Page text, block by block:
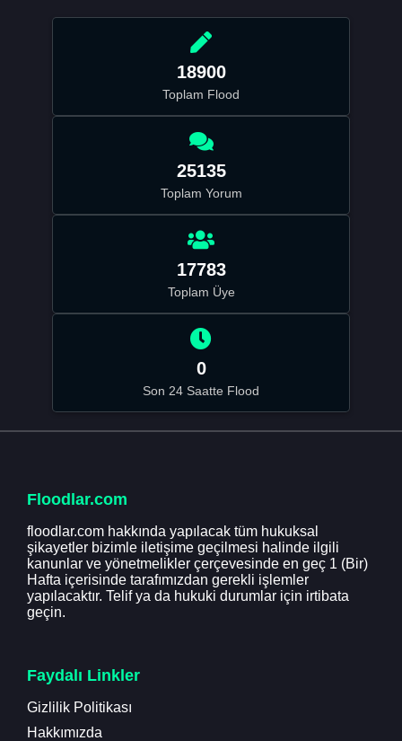
18900
Toplam Flood
25135
Toplam Yorum
17783
Toplam Üye
0
Son 24 Saatte Flood
Floodlar.com
floodlar.com hakkında yapılacak tüm hukuksal
şikayetler bizimle iletişime geçilmesi halinde ilgili
kanunlar ve yönetmelikler çerçevesinde en geç 1 (Bir)
Hafta içerisinde tarafımızdan gerekli işlemler
yapılacaktır. Telif ya da hukuki durumlar için irtibata
geçin.
Faydalı Linkler
Gizlilik Politikası
Hakkımızda